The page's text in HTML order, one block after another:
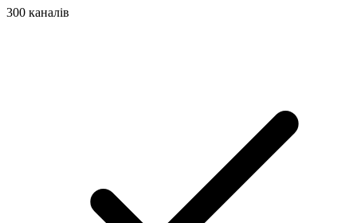
300 каналів